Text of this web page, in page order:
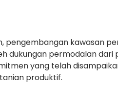
pengembangan kawasan
dukungan permodalan dari
yang telah
produktif.